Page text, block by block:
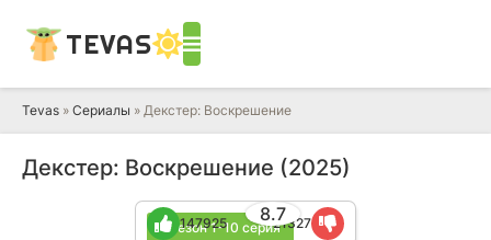
TEVAS
Tevas » Сериалы » Декстер: Воскрешение
Декстер: Воскрешение (2025)
1 сезон 1-10 серия
8.7
147925 21327